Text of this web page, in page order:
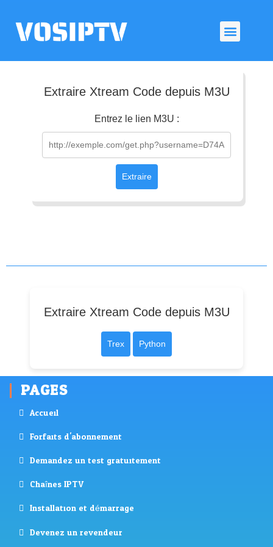
Extraire Xtream Code depuis M3U
Entrez le lien M3U :
Extraire
Extraire Xtream Code depuis M3U
Trex Python
PAGES
Accueil
Forfaits d'abonnement
Demandez un test gratuitement
Chaînes IPTV
Installation et démarrage
Devenez un revendeur